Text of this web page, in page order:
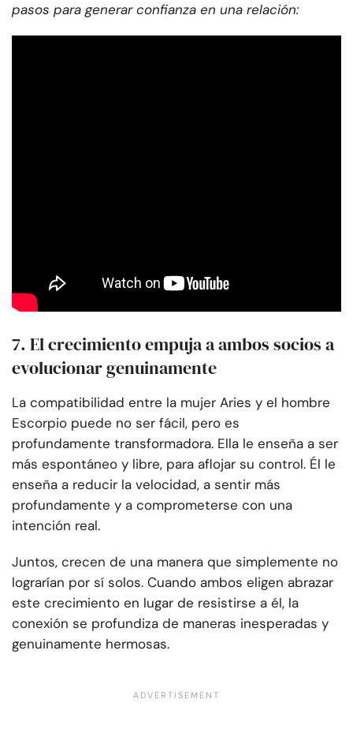
pasos para generar confianza en una relación:
7. El crecimiento empuja a ambos socios a
evolucionar genuinamente
La compatibilidad entre la mujer Aries y el hombre
Escorpio puede no ser fácil, pero es
profundamente transformadora. Ella le enseña a ser
más espontáneo y libre, para aflojar su control. Él le
enseña a reducir la velocidad, a sentir más
profundamente y a comprometerse con una
intención real.
Juntos, crecen de una manera que simplemente no
lograrían por sí solos. Cuando ambos eligen abrazar
este crecimiento en lugar de resistirse a él, la
conexión se profundiza de maneras inesperadas y
genuinamente hermosas.